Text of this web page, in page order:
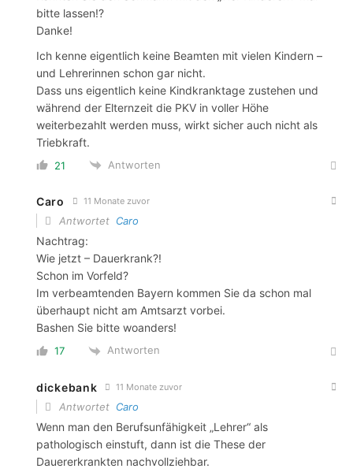
bitte lassen!?
Danke!
Ich kenne eigentlich keine Beamten mit vielen Kindern –
und Lehrerinnen schon gar nicht.
Dass uns eigentlich keine Kindkranktage zustehen und
während der Elternzeit die PKV in voller Höhe
weiterbezahlt werden muss, wirkt sicher auch nicht als
Triebkraft.
21 Antworten
Caro 11 Monate zuvor
Antwortet Caro
Nachtrag:
Wie jetzt – Dauerkrank?!
Schon im Vorfeld?
Im verbeamtenden Bayern kommen Sie da schon mal
überhaupt nicht am Amtsarzt vorbei.
Bashen Sie bitte woanders!
17 Antworten
dickebank 11 Monate zuvor
Antwortet Caro
Wenn man den Berufsunfähigkeit „Lehrer“ als
pathologisch einstuft, dann ist die These der
Dauererkrankten nachvollziehbar.